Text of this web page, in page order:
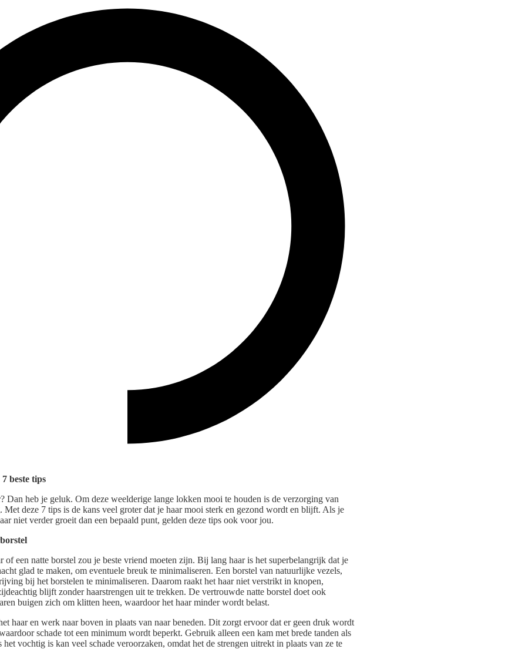
beste tips
Dan heb je geluk. Om deze weelderige lange lokken mooi te houden is de verzorging van
Met deze 7 tips is de kans veel groter dat je haar mooi sterk en gezond wordt en blijft. Als je
niet verder groeit dan een bepaald punt, gelden deze tips ook voor jou.
of een natte borstel zou je beste vriend moeten zijn. Bij lang haar is het superbelangrijk dat je
glad te maken, om eventuele breuk te minimaliseren. Een borstel van natuurlijke vezels,
bij het borstelen te minimaliseren. Daarom raakt het haar niet verstrikt in knopen,
blijft zonder haarstrengen uit te trekken. De vertrouwde natte borstel doet ook
buigen zich om klitten heen, waardoor het haar minder wordt belast.
haar en werk naar boven in plaats van naar beneden. Dit zorgt ervoor dat er geen druk wordt
schade tot een minimum wordt beperkt. Gebruik alleen een kam met brede tanden als
het vochtig is kan veel schade veroorzaken, omdat het de strengen uitrekt in plaats van ze te